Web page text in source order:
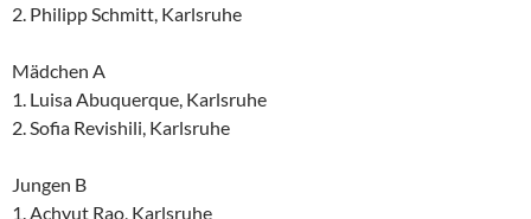
2. Philipp Schmitt, Karlsruhe
Mädchen A
1. Luisa Abuquerque, Karlsruhe
2. Sofia Revishili, Karlsruhe
Jungen B
1. Achyut Rao, Karlsruhe